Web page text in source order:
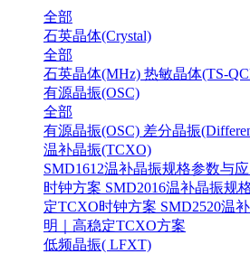
全部
石英晶体(Crystal)
全部
石英晶体(MHz) 热敏晶体(TS-
有源晶振(OSC)
全部
有源晶振(OSC) 差分晶振
温补晶振(TCXO)
SMD1612温补晶振规格参数与
时钟方案 SMD2016温补晶振规
定TCXO时钟方案 SMD2520温
明｜高稳定TCXO方案
低频晶振( LFXT)